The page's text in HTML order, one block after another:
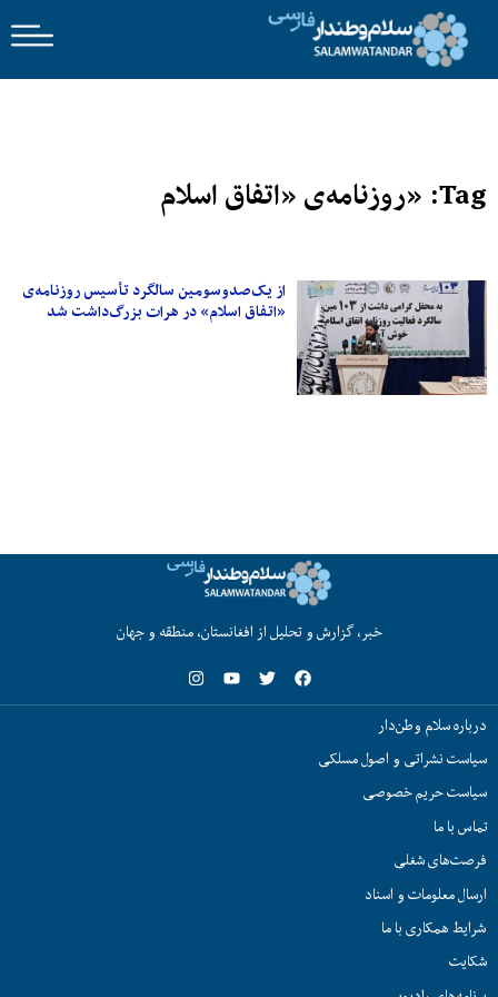
Tag: «روزنامه‌ی «اتفاق اسلام
از یک‌صدوسومین سالگرد تأسیس روزنامه‌ی
«اتفاق اسلام» در هرات بزرگ‌داشت شد
خبر، گزارش و تحلیل از افغانستان، منطقه و جهان
درباره سلام وطن‌دار
سیاست نشراتی و اصول مسلکی
سیاست حریم خصوصی
تماس با ما
فرصت‌های شغلی
ارسال معلومات و اسناد
شرایط همکاری با ما
شکایت